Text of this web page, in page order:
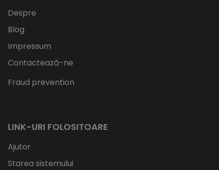
Despre
Blog
Impressum
Contactează-ne
Fraud prevention
LINK-URI FOLOSITOARE
Ajutor
Starea sistemului